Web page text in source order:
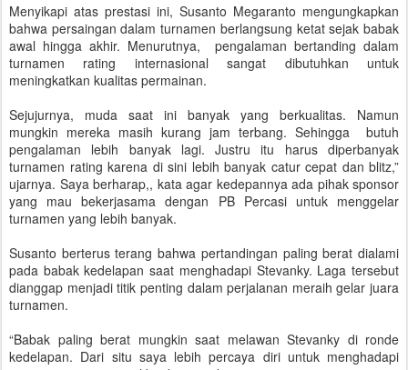
Menyikapi atas prestasi ini, Susanto Megaranto mengungkapkan
bahwa persaingan dalam turnamen berlangsung ketat sejak babak
awal hingga akhir. Menurutnya, pengalaman bertanding dalam
turnamen rating internasional sangat dibutuhkan untuk
meningkatkan kualitas permainan.
Sejujurnya, muda saat ini banyak yang berkualitas. Namun
mungkin mereka masih kurang jam terbang. Sehingga butuh
pengalaman lebih banyak lagi. Justru itu harus diperbanyak
turnamen rating karena di sini lebih banyak catur cepat dan blitz,”
ujarnya. Saya berharap,, kata agar kedepannya ada pihak sponsor
yang mau bekerjasama dengan PB Percasi untuk menggelar
turnamen yang lebih banyak.
Susanto berterus terang bahwa pertandingan paling berat dialami
pada babak kedelapan saat menghadapi Stevanky. Laga tersebut
dianggap menjadi titik penting dalam perjalanan meraih gelar juara
turnamen.
“Babak paling berat mungkin saat melawan Stevanky di ronde
kedelapan. Dari situ saya lebih percaya diri untuk menghadapi